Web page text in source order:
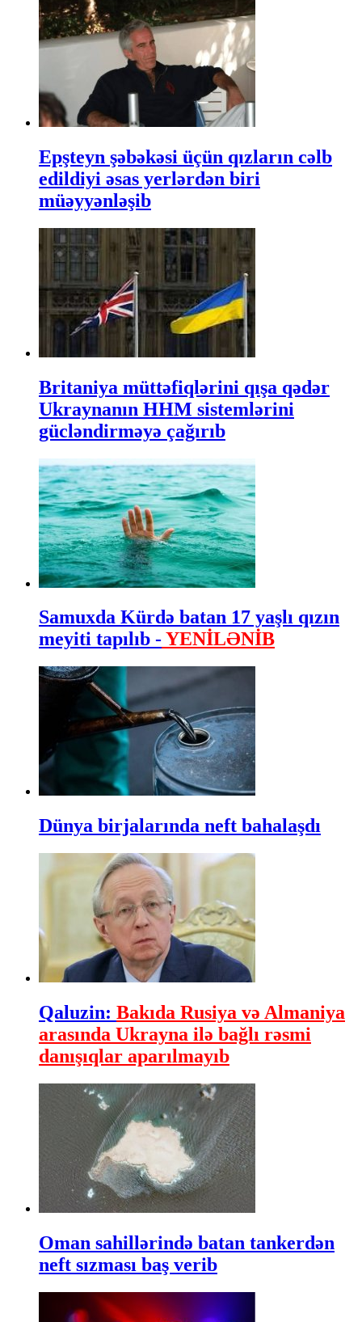
Epşteyn şəbəkəsi üçün qızların cəlb
edildiyi əsas yerlərdən biri
müəyyənləşib
Britaniya müttəfiqlərini qışa qədər
Ukraynanın HHM sistemlərini
gücləndirməyə çağırıb
Samuxda Kürdə batan 17 yaşlı qızın
meyiti tapılıb -YENİLƏNİB
Dünya birjalarında neft bahalaşdı
Qaluzin: Bakıda Rusiya və Almaniya
arasında Ukrayna ilə bağlı rəsmi
danışıqlar aparılmayıb
Oman sahillərində batan tankerdən
neft sızması baş verib